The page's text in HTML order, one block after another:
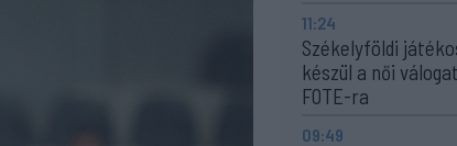
11:24
Székelyföldi
készül a női
FOTE-ra
09:49